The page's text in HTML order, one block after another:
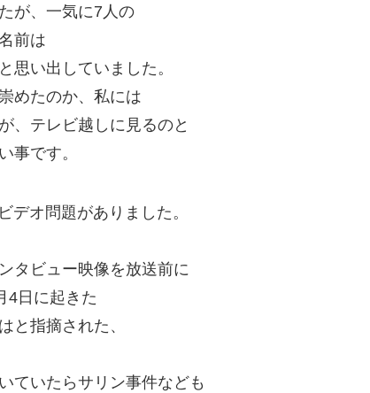
が、一気に7人の
前は
思い出していました。
めたのか、私には
、テレビ越しに見るのと
事です。
デオ問題がありました。
タビュー映像を放送前に
4日に起きた
と指摘された、
ていたらサリン事件なども